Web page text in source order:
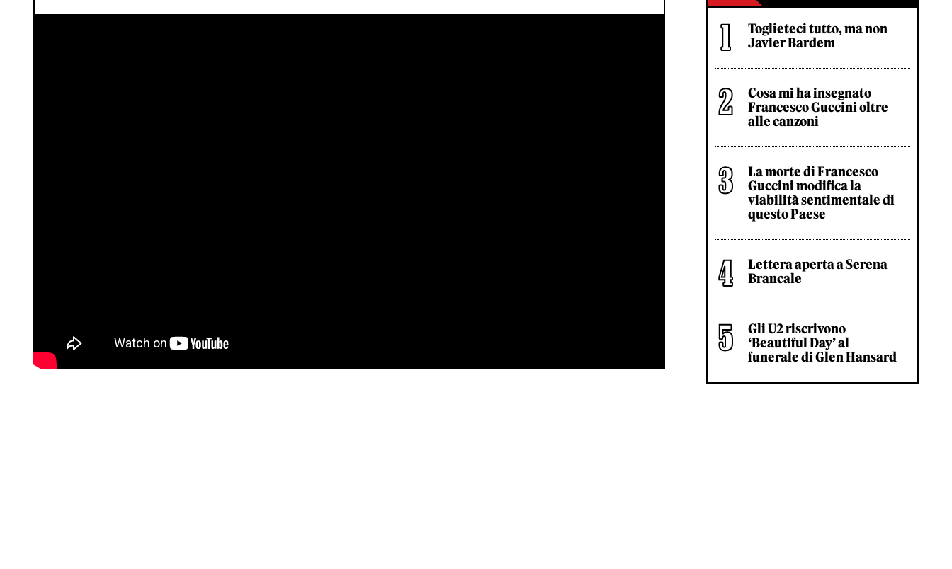
Toglieteci tutto, ma non
Javier Bardem
Cosa mi ha insegnato
Francesco Guccini oltre
alle canzoni
La morte di Francesco
Guccini modifica la
viabilità sentimentale di
questo Paese
Lettera aperta a Serena
Brancale
Gli U2 riscrivono
‘Beautiful Day’ al
funerale di Glen Hansard